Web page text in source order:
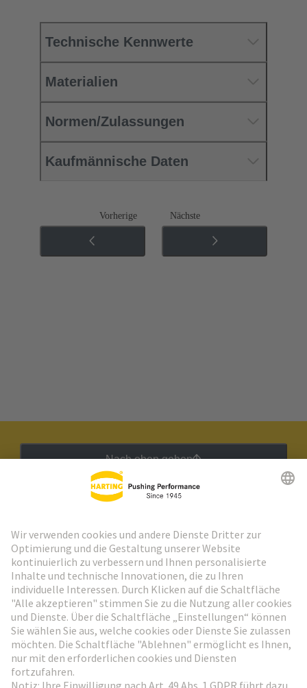
Technische Kennwerte
Materialien
Normen/Zulassungen
Kaufmännische Daten
Vorherige Nächste
Nach oben gehen
Weiter zur Anmeldung
Social Media